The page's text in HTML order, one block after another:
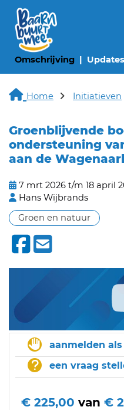
Omschrijving(huidige
Updates
Home Initiatieven
Groenblijvende
ondersteuning
aan de
7 mrt 2026 t/m 18 april
Hans Wijbrands
Groen en natuur
aanmelden
een vraag
€ 225,00 van €